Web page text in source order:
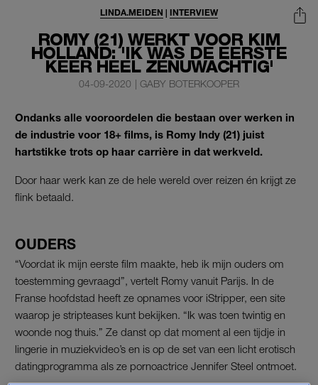
ROMY (21) WERKT VOOR KIM
HOLLAND: 'IK WAS DE EERSTE
KEER HEEL ZENUWACHTIG'
LINDA.MEIDEN | INTERVIEW
04-09-2020 | GABY BOTERKOOPER
Ondanks alle vooroordelen die bestaan over werken in
de industrie voor 18+ films, is Romy Indy (21) juist
hartstikke trots op haar carrière in dat werkveld.
Door haar werk kan ze de hele wereld over reizen én krijgt ze
flink betaald.
OUDERS
“Voordat ik mijn eerste film maakte, heb ik mijn ouders om
toestemming gevraagd”, vertelt Romy vanuit Parijs. In de
Franse hoofdstad heeft ze opnames voor iStripper, een site
waarop je stripteases kunt bekijken. “Ik was toen twintig en
woonde nog thuis.” Ze danst op dat moment al een tijdje in
lingerie in muziekvideo’s en is op de set van een licht erotisch
datingprogramma als ze pornoactrice Jennifer Steel ontmoet.